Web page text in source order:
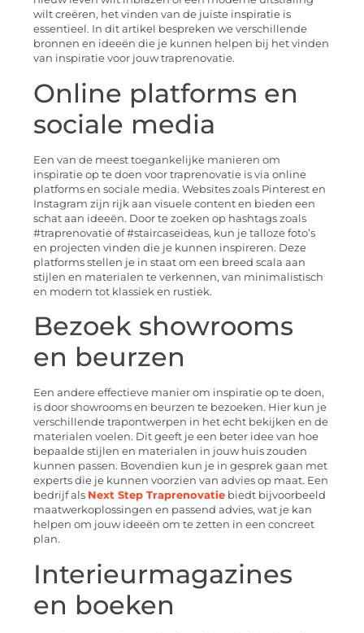
wilt creëren, het vinden van de juiste inspiratie is
essentieel. In dit artikel bespreken we verschillende
bronnen en ideeën die je kunnen helpen bij het vinden
van inspiratie voor jouw traprenovatie.
Online platforms en
sociale media
Een van de meest toegankelijke manieren om
inspiratie op te doen voor traprenovatie is via online
platforms en sociale media. Websites zoals Pinterest en
Instagram zijn rijk aan visuele content en bieden een
schat aan ideeën. Door te zoeken op hashtags zoals
#traprenovatie of #staircaseideas, kun je talloze foto’s
en projecten vinden die je kunnen inspireren. Deze
platforms stellen je in staat om een breed scala aan
stijlen en materialen te verkennen, van minimalistisch
en modern tot klassiek en rustiek.
Bezoek showrooms
en beurzen
Een andere effectieve manier om inspiratie op te doen,
is door showrooms en beurzen te bezoeken. Hier kun je
verschillende trapontwerpen in het echt bekijken en de
materialen voelen. Dit geeft je een beter idee van hoe
bepaalde stijlen en materialen in jouw huis zouden
kunnen passen. Bovendien kun je in gesprek gaan met
experts die je kunnen voorzien van advies op maat. Een
bedrijf als Next Step Traprenovatie biedt bijvoorbeeld
maatwerkoplossingen en passend advies, wat je kan
helpen om jouw ideeën om te zetten in een concreet
plan.
Interieurmagazines
en boeken